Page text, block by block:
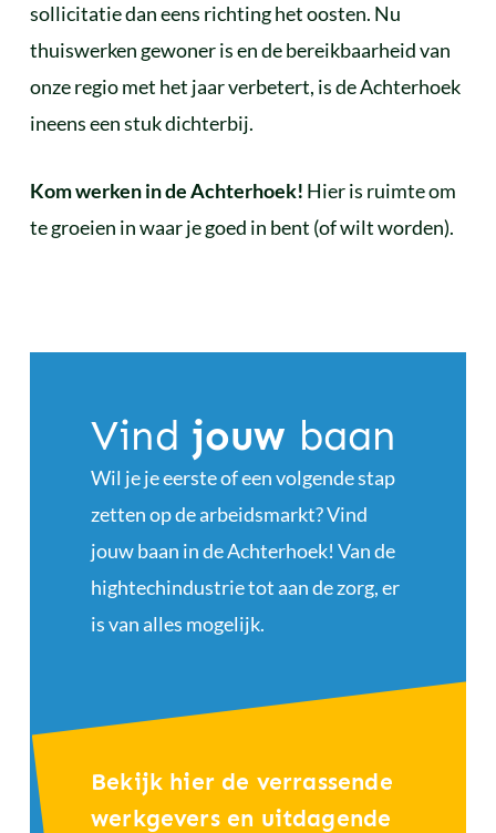
sollicitatie dan eens richting het oosten. Nu
thuiswerken gewoner is en de bereikbaarheid van
onze regio met het jaar verbetert, is de Achterhoek
ineens een stuk dichterbij.
Kom werken in de Achterhoek! Hier is ruimte om
te groeien in waar je goed in bent (of wilt worden).
Vind jouw baan
Wil je je eerste of een volgende stap
zetten op de arbeidsmarkt? Vind
jouw baan in de Achterhoek! Van de
hightechindustrie tot aan de zorg, er
is van alles mogelijk.
Bekijk hier de verrassende
werkgevers en uitdagende